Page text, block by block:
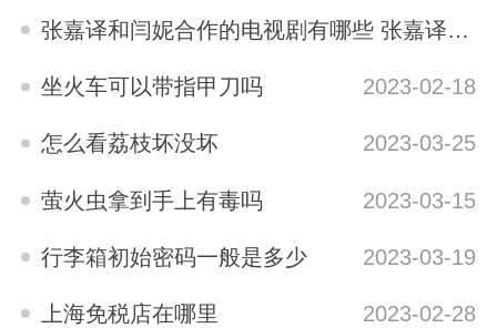
2023-05-12
张嘉译和闫妮合作的电视剧有哪些 张嘉译与闫妮合演的电视剧有哪些
坐火车可以带指甲刀吗 2023-02-18
怎么看荔枝坏没坏 2023-03-25
萤火虫拿到手上有毒吗 2023-03-15
行李箱初始密码一般是多少 2023-03-19
上海免税店在哪里 2023-02-28